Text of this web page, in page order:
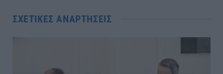
ΣΧΕΤΙΚΈΣ ΑΝΑΡΤΉΣΕΙΣ